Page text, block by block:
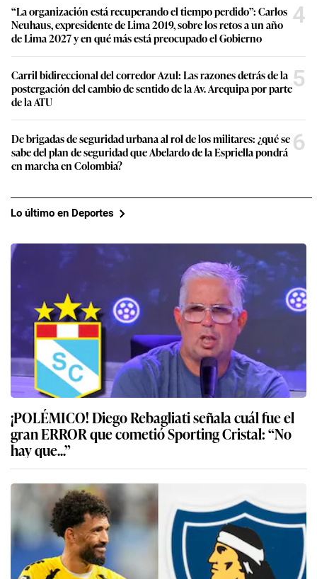
“La organización está recuperando el tiempo perdido”: Carlos
Neuhaus, expresidente de Lima 2019, sobre los retos a un año
de Lima 2027 y en qué más está preocupado el Gobierno
4
Carril bidireccional del corredor Azul: Las razones detrás de la
postergación del cambio de sentido de la Av. Arequipa por parte
de la ATU
5
De brigadas de seguridad urbana al rol de los militares: ¿qué se
sabe del plan de seguridad que Abelardo de la Espriella pondrá
en marcha en Colombia?
6
Lo último en Deportes
¡POLÉMICO! Diego Rebagliati señala cuál fue el
gran ERROR que cometió Sporting Cristal: “No
hay que...”